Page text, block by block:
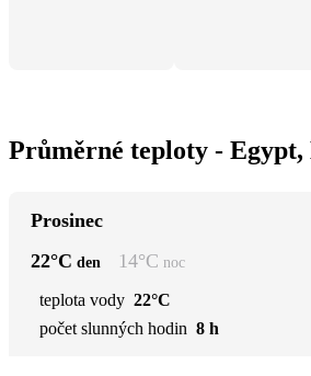
Průměrné teploty - Egypt,
Prosinec
22°C den 14°C noc
teplota vody 22°C
počet slunných hodin 8 h